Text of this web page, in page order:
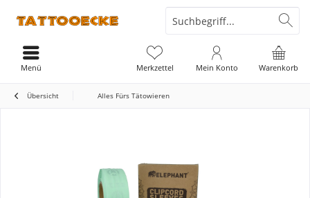
Warenkorb
Merkzettel Mein Konto
Menü
Übersicht Alles Fürs Tätowieren